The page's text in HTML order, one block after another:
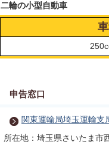
二輪の小型自動車
車
申告窓口
関東運輸局埼玉運輸支
所在地：埼玉県さいたま市